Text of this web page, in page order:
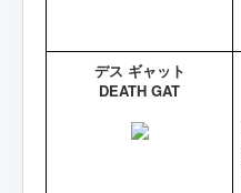
デス ギャット
DEATH GAT